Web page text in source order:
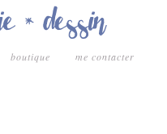
boutique me contacter